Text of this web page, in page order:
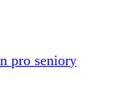
pro seniory